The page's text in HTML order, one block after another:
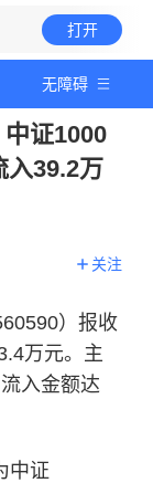
打开
无障碍
证1000
入39.2万
关注
）报收
万元。主
入金额达
中证